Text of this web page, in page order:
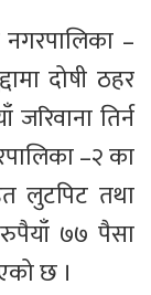
–
दोषी ठहर
तिर्न
–२ का
लुटपिट तथा
७७ पैसा
छ ।